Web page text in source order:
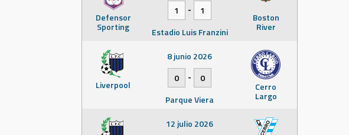
Defensor
Sporting
Boston
River
1
-
1
Estadio Luis Franzini
Liverpool Cerro
Largo
8 junio 2026
0
-
0
Parque Viera
12 julio 2026